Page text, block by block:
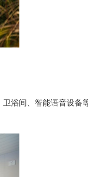
浴间、智能语音设备